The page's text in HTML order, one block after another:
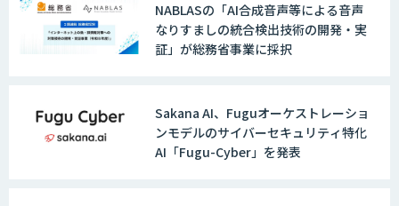
NABLASの「AI合成音声等による音声
なりすましの統合検出技術の開発・実
証」が総務省事業に採択
Sakana AI、Fuguオーケストレーショ
ンモデルのサイバーセキュリティ特化
AI「Fugu-Cyber」を発表